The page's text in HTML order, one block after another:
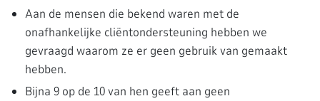
Aan de mensen die bekend waren met de
onafhankelijke cliëntondersteuning hebben we
gevraagd waarom ze er geen gebruik van gemaakt
hebben.
Bijna 9 op de 10 van hen geeft aan geen